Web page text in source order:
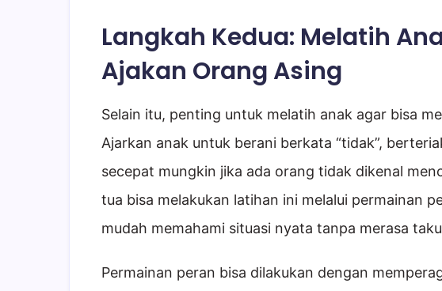
Langkah Kedua: Melatih
Ajakan Orang Asing
Selain itu, penting untuk melatih anak agar bisa
Ajarkan anak untuk berani berkata “tidak”,
secepat mungkin jika ada orang tidak dikenal
tua bisa melakukan latihan ini melalui permainan
mudah memahami situasi nyata tanpa merasa
Permainan peran bisa dilakukan dengan